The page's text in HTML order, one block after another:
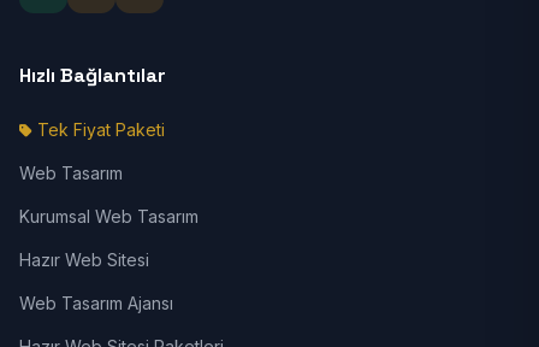
Hızlı Bağlantılar
Tek Fiyat Paketi
Web Tasarım
Kurumsal Web Tasarım
Hazır Web Sitesi
Web Tasarım Ajansı